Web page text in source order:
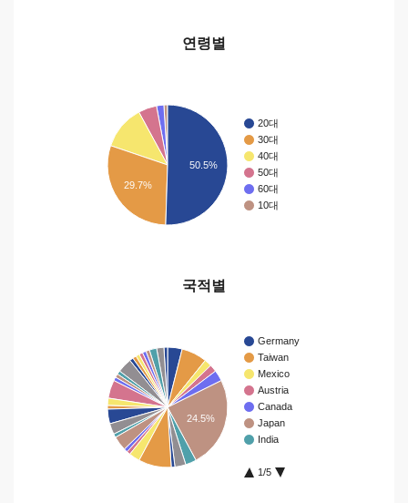
연령별
20대
30대
40대
50대
60대
10대
29.7%
50.5%
국적별
Germany
Taiwan
Mexico
Austria
Canada
Japan
India
1/5
24.5%